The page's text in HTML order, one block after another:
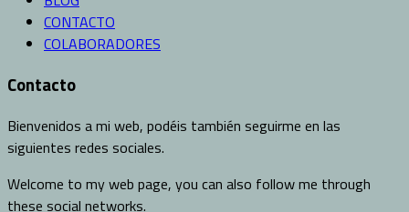
CONTACTO
COLABORADORES
Contacto
Bienvenidos a mi web, podéis también seguirme en las
siguientes redes sociales.
Welcome to my web page, you can also follow me through
these social networks.